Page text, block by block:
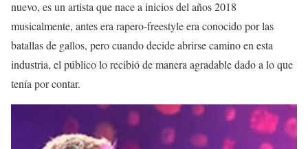
nuevo, es un artista que nace a inicios del años 2018
musicalmente, antes era rapero-freestyle era conocido por las
batallas de gallos, pero cuando decide abrirse camino en esta
industria, el público lo recibió de manera agradable dado a lo que
tenía por contar.